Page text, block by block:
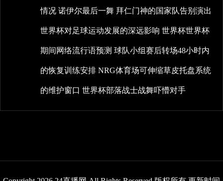
情况 诺伊尔最后一舞 拜仁门神的国家队告别演出
世界杯对足球运动发展的深远影响 世界杯世界杯
期间网络流行语预测 球队小组赛后转场48小时内
的恢复训练安排 NRG体育场可伸缩草皮托盘系统
的维护窗口 世界杯部落战士战舞吓懵对手